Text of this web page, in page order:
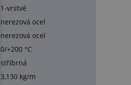
1-vrstvé
nerezová ocel
nerezová ocel
0/+200 °C
stříbrná
3,130 kg/m